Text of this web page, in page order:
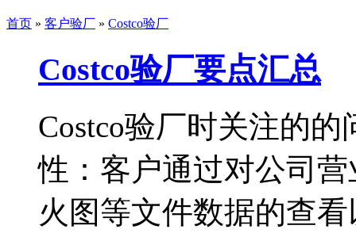
首页 » 客户验厂 » Costco验厂
Costco验厂要点汇总
Costco验厂时关注的
性：客户通过对公司
火图等文件数据的查